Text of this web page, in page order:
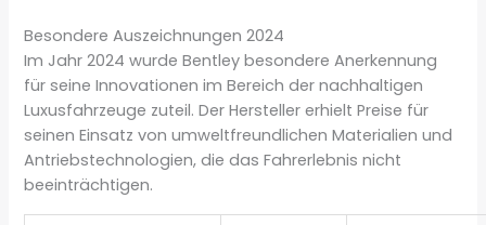
Besondere Auszeichnungen 2024
Im Jahr 2024 wurde Bentley besondere Anerkennung
für seine Innovationen im Bereich der nachhaltigen
Luxusfahrzeuge zuteil. Der Hersteller erhielt Preise für
seinen Einsatz von umweltfreundlichen Materialien und
Antriebstechnologien, die das Fahrerlebnis nicht
beeinträchtigen.